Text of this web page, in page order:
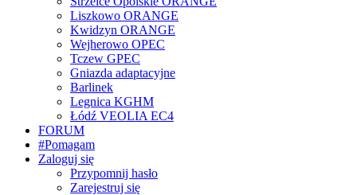
Liszkowo ORANGE
Kwidzyn ORANGE
Wejherowo OPEC
Tczew GPEC
Gniazda adaptacyjne
Barlinek
Legnica KGHM
Łódź VEOLIA EC4
FORUM
#Pomagam
Zaloguj się
Przypomnij hasło
Zarejestruj się